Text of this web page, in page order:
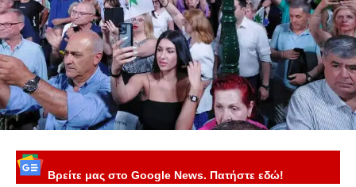
Βρείτε μας στο Google News. Πατήστε εδώ!